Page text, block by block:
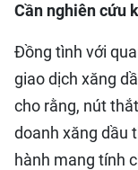
Cần nghiên cứu
Đồng tình với
giao dịch xăng
cho rằng, nút
doanh xăng dầu
hành mang tính